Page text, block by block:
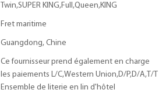
Twin,SUPER KING,Full,Queen,KING
Fret maritime
Guangdong, Chine
Ce fournisseur prend également en charge
les paiements L/C,Western Union,D/P,D/A,T/T
Ensemble de literie en lin d'hôtel